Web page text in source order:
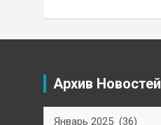
Архив Новостей